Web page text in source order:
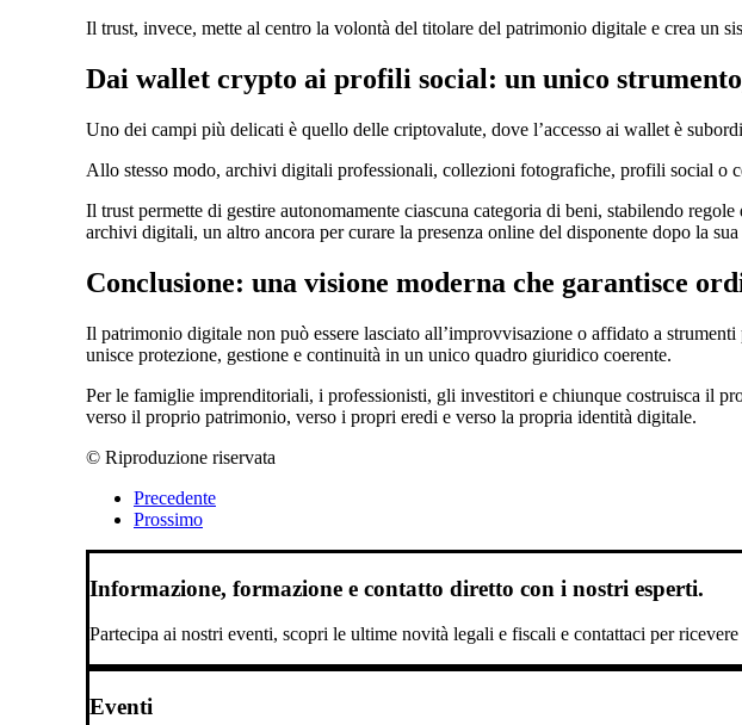
Il trust, invece, mette al centro la volontà del titolare del patrimonio digitale e crea un
Dai wallet crypto ai profili social: un unico
Uno dei campi più delicati è quello delle criptovalute, dove l’accesso ai wallet è
Allo stesso modo, archivi digitali professionali, collezioni fotografiche, profili social o
Il trust permette di gestire autonomamente ciascuna categoria di beni, stabilendo
archivi digitali, un altro ancora per curare la presenza online del disponente dopo la sua
Conclusione: una visione moderna che garantisce
Il patrimonio digitale non può essere lasciato all’improvvisazione o affidato a
unisce protezione, gestione e continuità in un unico quadro giuridico coerente.
Per le famiglie imprenditoriali, i professionisti, gli investitori e chiunque costruisca il
verso il proprio patrimonio, verso i propri eredi e verso la propria identità digitale.
© Riproduzione riservata
Precedente
Prossimo
Informazione, formazione e contatto diretto con i nostri esperti.
Partecipa ai nostri eventi, scopri le ultime novità legali e fiscali e contattaci per
Eventi